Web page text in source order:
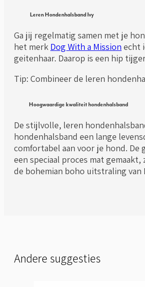
Leren Hondenhalsband Ivy
Ga jij regelmatig samen met je
het merk Dog With a Mission echt
geitenhaar. Daarop is een hip
Tip: Combineer de leren
Hoogwaardige kwaliteit hondenhalsband
De stijlvolle, leren
hondenhalsband een lange
comfortabel aan voor je hond. De
een speciaal proces mat
de bohemian boho uitstraling van
Andere suggesties